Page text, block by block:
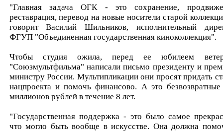
"Главная задача ОГК - это сохранение,
реставрация, перевод на новые носители старой
говорит Василий Шильников, исполнительный
ФГУП "Объединенная государственная киноколлекция".
Чтобы студия ожила, перед ее юбилеем
"Союзмультфильма" написали письмо президенту и
министру России. Мультипликации они просят придать
нацпроекта и помочь финансово. А это
миллионов рублей в течение 8 лет.
"Государственная поддержка - это было самое
что могло быть вообще в искусстве. Она должна